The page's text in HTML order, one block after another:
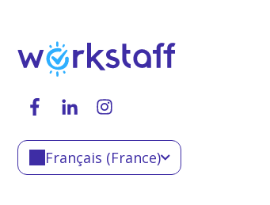
Français (France)